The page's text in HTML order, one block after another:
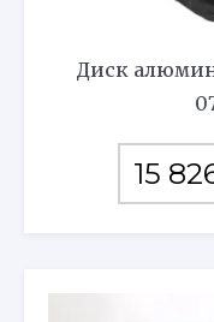
Диск
15